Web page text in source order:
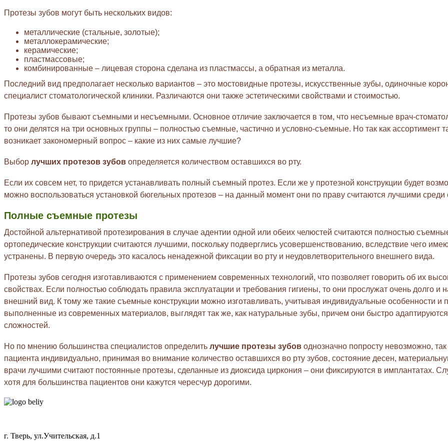
Протезы зубов могут быть нескольких видов:
металлические (стальные, золотые);
металлокерамические;
керамические;
пластмассовые;
комбинированные – лицевая сторона сделана из пластмассы, а обратная из металла.
Последний вид предполагает несколько вариантов – это мостовидные протезы, искусственные зубы, одиночные
специалист стоматологической клиники. Различаются они также эстетическими свойствами и стоимостью.
Протезы зубов бывают съемными и несъемными. Основное отличие заключается в том, что несъемные врач-
то они делятся на три основных группы – полностью съемные, частично и условно-съемные. Но так как ассортимент
возникает закономерный вопрос – какие из них самые лучшие?
Выбор лучших протезов зубов определяется количеством оставшихся во рту.
Если их совсем нет, то придется устанавливать полный съемный протез. Если же у протезной конструкции будет
можно воспользоваться установкой бюгельных протезов – на данный момент они по праву считаются лучшими
Полные съемные протезы
Достойной альтернативой протезирования в случае адентии одной или обеих челюстей считаются полностью
ортопедические конструкции считаются лучшими, поскольку подверглись усовершенствованию, вследствие чего
устранены. В первую очередь это касалось ненадежной фиксации во рту и неудовлетворительного внешнего вида.
Протезы зубов сегодня изготавливаются с применением современных технологий, что позволяет говорить об их
свойствах. Если полностью соблюдать правила эксплуатации и требования гигиены, то они прослужат очень долго и
внешний вид. К тому же такие съемные конструкции можно изготавливать, учитывая индивидуальные особенности
выполненные из современных материалов, выглядят так же, как натуральные зубы, причем они быстро
сложностей.
Но по мнению большинства специалистов определить лучшие протезы зубов однозначно попросту невозможно,
пациента индивидуально, принимая во внимание количество оставшихся во рту зубов, состояние десен,
врачи лучшими считают постоянные протезы, сделанные из диоксида циркония – они фиксируются в имплантатах.
хотя для большинства пациентов они кажутся чересчур дорогими.
г. Тверь, ул.Учительская, д.1